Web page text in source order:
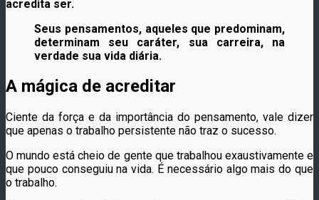
acredita ser.
Seus pensamentos, aqueles que predominam,
determinam seu caráter, sua carreira, na
verdade sua vida diária.
A mágica de acreditar
Ciente da força e da importância do pensamento, vale dizer
que apenas o trabalho persistente não traz o sucesso.
O mundo está cheio de gente que trabalhou exaustivamente e
que pouco conseguiu na vida. É necessário algo mais do que
o trabalho.